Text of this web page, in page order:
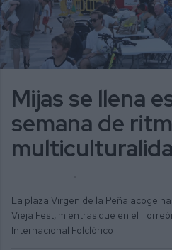
Mijas se llena
semana de
La plaza Virgen de la Peña acoge
Vieja Fest, mientras que en el
Internacional Folclórico